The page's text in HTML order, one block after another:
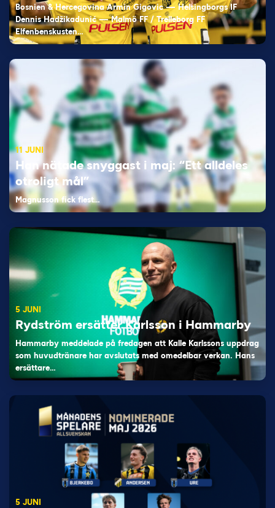
Bosnien & Hercegovina Armin Gigovic — Helsingborgs IF
Dennis Hadžikadunić — Malmö FF / Trelleborg FF
Elfenbenskusten…
11 JUNI
Han nätade snyggast i maj: “Ett alldeles
otroligt mål”
Magnusson fick flest…
5 JUNI
Rydström ersätter Karlsson i Hammarby
Hammarby meddelade på fredagen att Kalle Karlssons uppdrag
som huvudtränare har avslutats med omedelbar verkan. Hans
ersättare…
5 JUNI